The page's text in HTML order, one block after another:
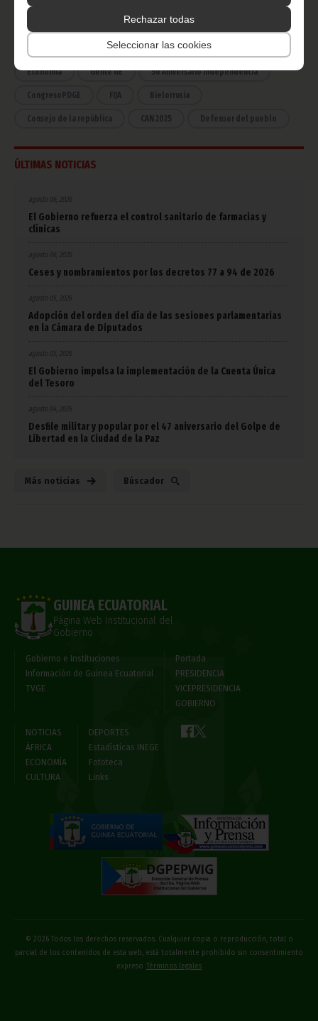
Rechazar todas
Seleccionar las cookies
Deportes Vicepresidencia
Cultura Estadísticas
Economía Gente GE 50 Aniversario Independencia
CongresoPDGE FIJA Bielorrusia
Consejo de la república CAN 2025 Defensor del pueblo
ÚLTIMAS NOTICIAS
agosto 06, 2026
El Gobierno refuerza el control sanitario de farmacias y
clínicas
agosto 06, 2026
Ceses y nombramientos por los decretos 77 a 94 de 2026
agosto 05, 2026
Adopción del orden del día de las sesiones parlamentarias
en la Cámara de Diputados
agosto 05, 2026
El Gobierno impulsa la implementación de la Cuenta Única
del Tesoro
agosto 04, 2026
Desfile militar y popular por el 47 aniversario del Golpe de
Libertad en la Ciudad de la Paz
Más noticias Búscador
GUINEA ECUATORIAL
Página Web Institucional del
Gobierno
Gobierno e Instituciones
Información de Guinea Ecuatorial
TVGE
Portada
PRESIDENCIA
VICEPRESIDENCIA
GOBIERNO
NOTICIAS
ÁFRICA
ECONOMÍA
CULTURA
DEPORTES
Estadísticas INEGE
Fototeca
Links
© 2026 Todos los derechos reservados. Cualquier copia o reproducción, total o
parcial de los contenidos de esta web, está totalmente prohibido sin consentimiento
expreso Términos legales